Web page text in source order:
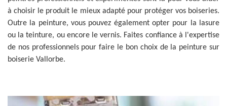
à choisir le produit le mieux adapté pour protéger vos boiseries.
Outre la peinture, vous pouvez également opter pour la lasure
ou la teinture, ou encore le vernis. Faites confiance à l'expertise
de nos professionnels pour faire le bon choix de la peinture sur
boiserie Vallorbe.